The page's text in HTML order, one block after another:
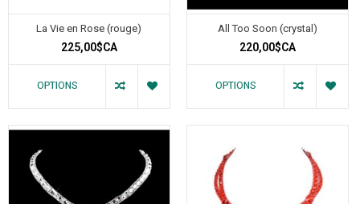
La Vie en Rose (rouge)
225,00$CA
OPTIONS
All Too Soon (crystal)
220,00$CA
OPTIONS